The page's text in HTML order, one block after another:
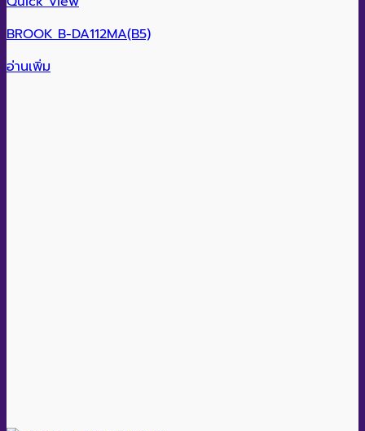
BROOK B-DA112MA(B5)
อ่านเพิ่ม